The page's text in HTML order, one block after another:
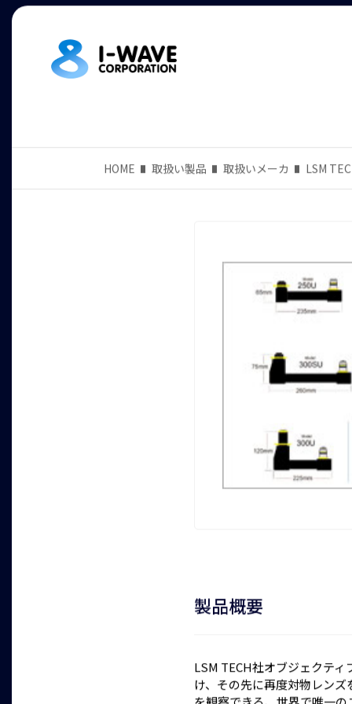
HOME 取扱い製品 取扱いメーカ LSM
製品概要
LSM TECH社オブジェクテ
け、その先に再度対物レン